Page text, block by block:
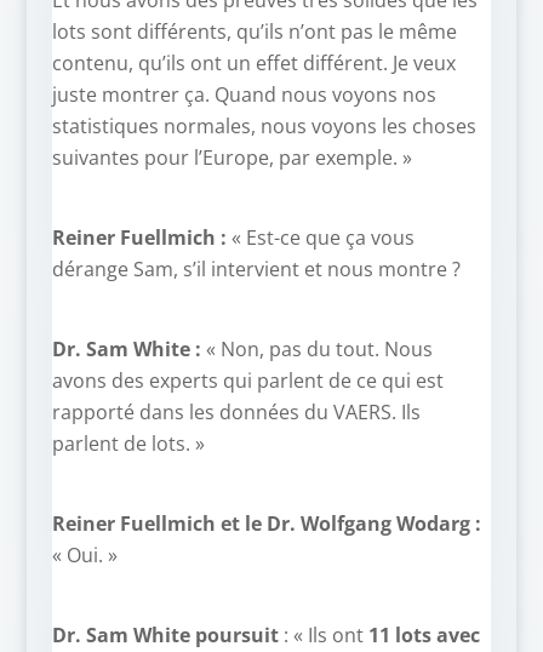
lots sont différents, qu’ils n’ont pas le même
contenu, qu’ils ont un effet différent. Je veux
juste montrer ça. Quand nous voyons nos
statistiques normales, nous voyons les choses
suivantes pour l’Europe, par exemple. »
Reiner Fuellmich : « Est-ce que ça vous
dérange Sam, s’il intervient et nous montre ?
Dr. Sam White : « Non, pas du tout. Nous
avons des experts qui parlent de ce qui est
rapporté dans les données du VAERS. Ils
parlent de lots. »
Reiner Fuellmich et le Dr. Wolfgang Wodarg :
« Oui. »
Dr. Sam White poursuit: « Ils ont 11 lots avec